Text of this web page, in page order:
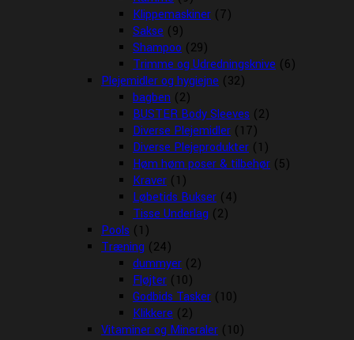
Klippemaskiner (7)
Sakse (9)
Shampoo (29)
Trimme og Udredningsknive (6)
Plejemidler og hygiejne (32)
bagben (2)
BUSTER Body Sleeves (2)
Diverse Plejemidler (17)
Diverse Plejeprodukter (1)
Høm høm poser & tilbehør (5)
Kraver (1)
Løbetids Bukser (4)
Tisse Underlag (2)
Pools (1)
Træning (24)
dummyer (2)
Fløjter (10)
Godbids Tasker (10)
Klikkere (2)
Vitaminer og Mineraler (10)